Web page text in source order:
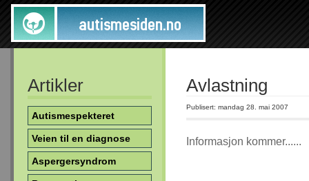
Artikler
Autismespekteret
Veien til en diagnose
Aspergersyndrom
Avlastning
Publisert: mandag 28. mai 2007
Informasjon kommer......